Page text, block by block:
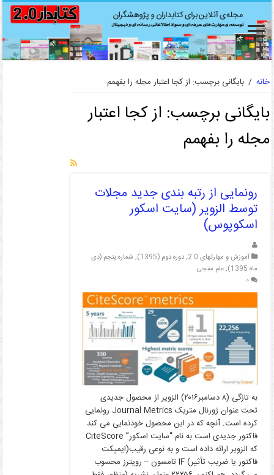
خانه / بایگانی برچسب: از کجا اعتبار مجله را بفهمم
بایگانی برچسب: از کجا اعتبار
مجله را بفهمم
رونمایی از رتبه بندی جدید مجلات
توسط الزویر (سایت اسکور
اسکوپوس)
آموزش و مهارتهای 2.0 ,دوره دوم (1395) , شماره پنجم (دی
ماه 1395)
,علم سنجی
۰
به تازگی (۸ دسامبر۲۰۱۶) الزویر از محصول جدیدی
تحت عنوان ژورنال متریک Journal Metrics رونمایی
کرده است. آنچه که در این محصول خودنمایی می کند
فاکتور جدیدی است به نام “سایت اسکور” CiteScore
که الزویر ارائه داده است و به نوعی رقیب(ایمپکت
فاکتور یا ضریب تأثیر) IF تامسون – رویترز محسوب